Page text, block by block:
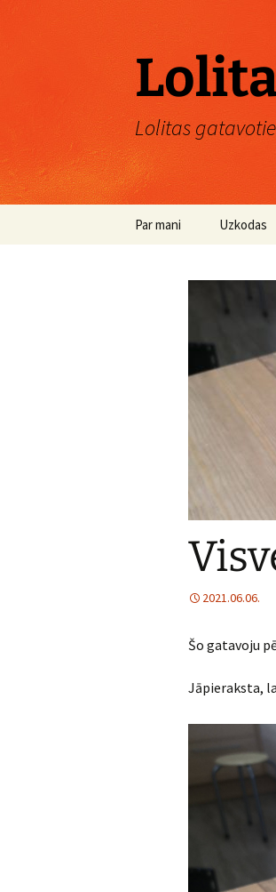
Lolitas
Par mani Uzkodas
2021.06.06.
Šo gatavoju
Jāpieraksta,